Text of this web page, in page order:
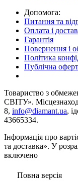
Допомога:
Питання та
Оплата і
Гарантія
Повернення і
Політика
Публічна
Товариство з
СВІТУ».
8, info@diamant.ua,
43665334.
Інформація про
та доставка». У
включено
Повна версія